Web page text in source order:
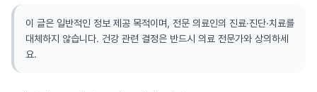
이 글은 일반적인 정보 제공 목적이며, 전문 의료인의 진료·진단·치료를
대체하지 않습니다. 건강 관련 결정은 반드시 의료 전문가와 상의하세
요.